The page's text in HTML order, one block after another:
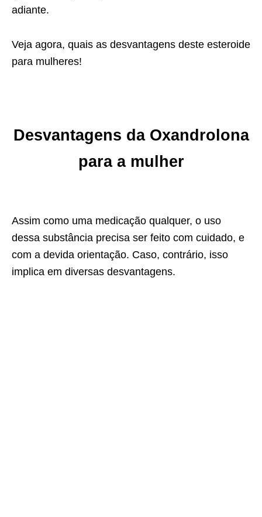
adiante.
Veja agora, quais as desvantagens deste esteroide
para mulheres!
Desvantagens da Oxandrolona
para a mulher
Assim como uma medicação qualquer, o uso
dessa substância precisa ser feito com cuidado, e
com a devida orientação. Caso, contrário, isso
implica em diversas desvantagens.